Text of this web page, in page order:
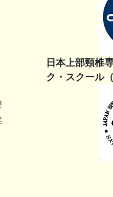
日本上部頸椎
ク・スクール